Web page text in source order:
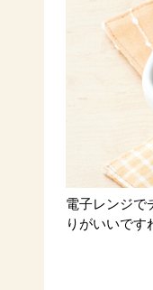
電子レンジで
りがいいです